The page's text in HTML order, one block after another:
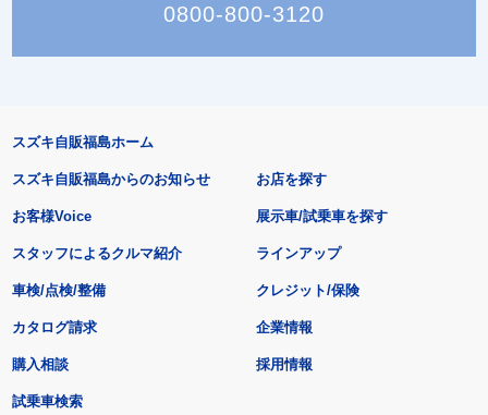
0800-800-3120
スズキ自販福島ホーム
スズキ自販福島からのお知らせ
お客様Voice
スタッフによるクルマ紹介
お店を探す
展示車/試乗車を探す
ラインアップ
車検/点検/整備 クレジット/保険
カタログ請求
購入相談
試乗車検索
企業情報
採用情報